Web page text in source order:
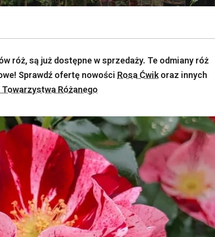
róż, są już dostępne w sprzedaży. Te odmiany róż
Sprawdź ofertę nowości Rosa Ćwik oraz innych
Różanego